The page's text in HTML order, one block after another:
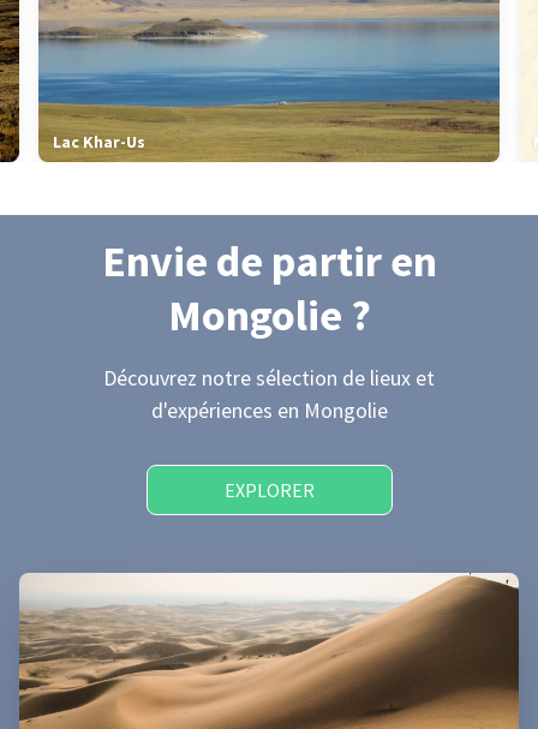
Lac Khar-Us
Envie de partiren
Mongolie ?
Découvrez notre sélection de lieux et
d'expériences en Mongolie
EXPLORER